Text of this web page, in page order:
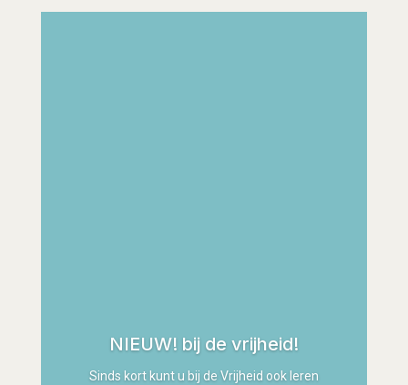
NIEUW! bij de vrijheid!
Sinds kort kunt u bij de Vrijheid ook leren